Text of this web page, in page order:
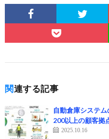
関連する記事
自動倉庫システ
200以上の顧客拠
2025.10.16